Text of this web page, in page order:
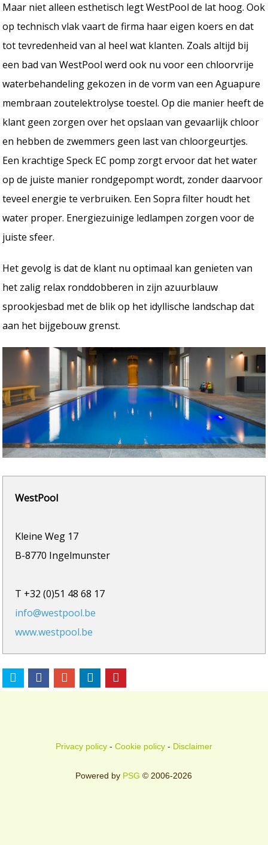
Maar niet alleen esthetisch legt WestPool de lat hoog. Ook
op technisch vlak vaart de firma haar eigen koers en dat
tot tevredenheid van al heel wat klanten. Zoals altijd bij
een bad van WestPool werd ook nu voor een chloorvrije
waterbehandeling gekozen in de vorm van een Aguapure
membraan zoutelektrolyse toestel. Op die manier heeft de
klant geen zorgen over het opslaan van gevaarlijk chloor
en hebben de zwemmers geen last van chloorgeurtjes.
Een krachtige Speck EC pomp zorgt ervoor dat het water
op de juiste manier rondgepompt wordt, zonder daarvoor
teveel energie te verbruiken. Een Sopra filter houdt het
water proper. Energiezuinige ledlampen zorgen voor de
juiste sfeer.
Het gevolg is dat de klant nu optimaal kan genieten van
het zalig relax ronddobberen in zijn azuurblauw
sprookjesbad met de blik op het idyllische landschap dat
aan het bijgebouw grenst.
WestPool
Kleine Weg 17
B-8770 Ingelmunster
T +32 (0)51 48 68 17
info@westpool.be
www.westpool.be
Privacy policy- Cookie policy- Disclaimer
Powered by PSG © 2006-2026